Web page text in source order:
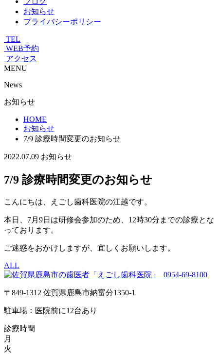
お知らせ
プライバシーポリシー
TEL
WEB予約
アクセス
MENU
News
お知らせ
HOME
お知らせ
7/9 診療時間変更のお知らせ
2022.07.09 お知らせ
7/9 診療時間変更のお知らせ
こんにちは、えごし歯科医院の江越です。
本日、7月9日は研修会参加のため、12時30分までの診療とな
っております。
ご迷惑をおかけしますが、宜しくお願いします。
ALL
0954-69-8100
〒849-1312 佐賀県鹿島市納富分1350-1
駐車場：医院前に12台あり
診療時間
月
火